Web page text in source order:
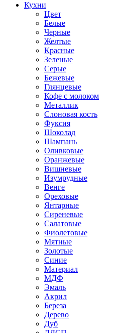
Кухни
Цвет
Белые
Черные
Желтые
Красные
Зеленые
Серые
Бежевые
Глянцевые
Кофе с молоком
Металлик
Слоновая кость
Фуксия
Шоколад
Шампань
Оливковые
Оранжевые
Вишневые
Изумрудные
Венге
Ореховые
Янтарные
Сиреневые
Салатовые
Фиолетовые
Мятные
Золотые
Синие
Материал
МДФ
Эмаль
Акрил
Береза
Дерево
Дуб